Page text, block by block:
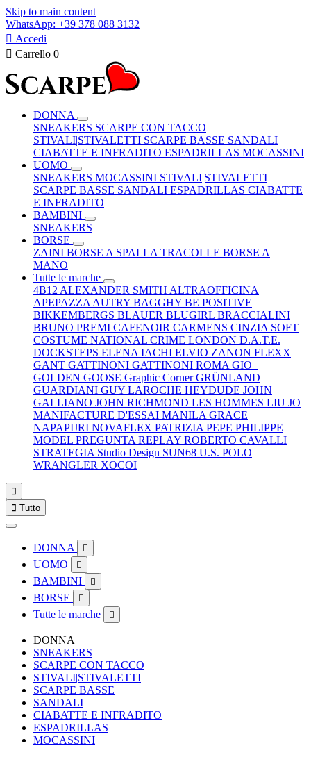
Skip to main content
WhatsApp: +39 378 088 3132
 Accedi
 Carrello 0
DONNA
SNEAKERS SCARPE CON TACCO
STIVALI|STIVALETTI SCARPE BASSE SANDALI
CIABATTE E INFRADITO ESPADRILLAS MOCASSINI
UOMO
SNEAKERS MOCASSINI STIVALI|STIVALETTI
SCARPE BASSE SANDALI ESPADRILLAS CIABATTE
E INFRADITO
BAMBINI
SNEAKERS
BORSE
ZAINI BORSE A SPALLA TRACOLLE BORSE A
MANO
Tutte le marche
4B12 ALEXANDER SMITH ALTRAOFFICINA
APEPAZZA AUTRY BAGGHY BE POSITIVE
BIKKEMBERGS BLAUER BLUGIRL BRACCIALINI
BRUNO PREMI CAFENOIR CARMENS CINZIA SOFT
COSTUME NATIONAL CRIME LONDON D.A.T.E.
DOCKSTEPS ELENA IACHI ELVIO ZANON FLEXX
GANT GATTINONI GATTINONI ROMA GIO+
GOLDEN GOOSE Graphic CornerGRÜNLAND
GUARDIANI GUY LAROCHE HEYDUDE JOHN
GALLIANO JOHN RICHMOND LES HOMMES LIU JO
MANIFACTURE D'ESSAI MANILA GRACE
NAPAPIJRI NOVAFLEX PATRIZIA PEPE PHILIPPE
MODEL PREGUNTA REPLAY ROBERTO CAVALLI
STRATEGIA Studio Design SUN68 U.S. POLO
WRANGLER XOCOI

 Tutto
DONNA 
UOMO 
BAMBINI 
BORSE 
Tutte le marche 
DONNA
SNEAKERS
SCARPE CON TACCO
STIVALI|STIVALETTI
SCARPE BASSE
SANDALI
CIABATTE E INFRADITO
ESPADRILLAS
MOCASSINI